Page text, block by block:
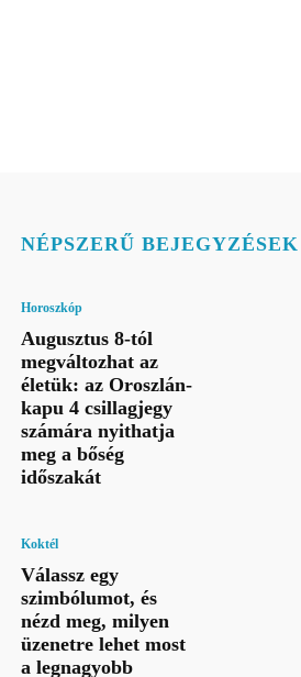
NÉPSZERŰ BEJEGYZÉSEK
Horoszkóp
Augusztus 8-tól
megváltozhat az
életük: az Oroszlán-
kapu 4 csillagjegy
számára nyithatja
meg a bőség
időszakát
Koktél
Válassz egy
szimbólumot, és
nézd meg, milyen
üzenetre lehet most
a legnagyobb